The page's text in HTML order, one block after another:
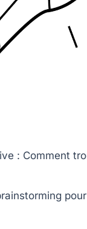
: Comment